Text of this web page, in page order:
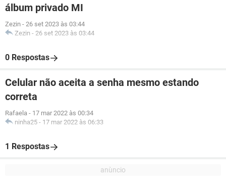
álbum privado MI
Zezin - 26 set 2023 às 03:44
Zezin - 26 set 2023 às 03:44
0 Respostas
Celular não aceita a senha mesmo estando
correta
Rafaela - 17 mar 2022 às 00:34
ninha25 - 17 mar 2022 às 06:33
1 Respostas